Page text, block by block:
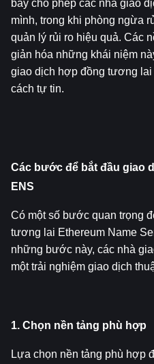
bẩy cho phép các nhà giao
mình, trong khi phòng ngừa
quản lý rủi ro hiệu quả. Các
giản hóa những khái niệm
giao dịch hợp đồng tương
cách tự tin.
Các bước để bắt đầu giao
ENS
Có một số bước quan trọng
tương lai Ethereum Name
những bước này, các nhà
một trải nghiệm giao dịch
1. Chọn nền tảng phù hợp
Lựa chọn nền tảng phù hợp